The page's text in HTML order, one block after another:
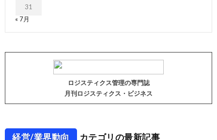
31
« 7月
ロジスティクス管理の専門誌
月刊ロジスティクス・ビジネス
経営/業界動向 カテゴリの最新記事